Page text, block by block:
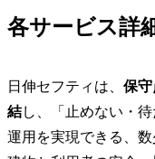
各サービス詳
日伸セフティは、 保
結し、「止めない・
運用を実現できる、